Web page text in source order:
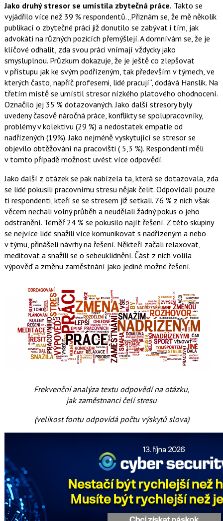
Jako druhý stresor se umístila zbytečná práce. Takto se
vyjádřilo více než 39 % respondentů. „Přiznám se, že mě několik
publikací o zbytečné práci již donutilo se zabývat i tím, jak
advokáti na různých pozicích přemýšlejí. A domnívám se, že je
klíčové odhalit, zda svou práci vnímají vždycky jako
smysluplnou. Průzkum dokazuje, že je ještě co zlepšovat
v přístupu jak ke svým podřízeným, tak především v týmech, ve
kterých často, napříč profesemi, lidé pracují“, dodává Hanslik. Na
třetím místě se umístil stresor nízkého platového ohodnocení.
Označilo jej 35 % dotazovaných. Jako další stresory byly
uvedeny časově náročná práce, konflikty se spolupracovníky,
problémy v kolektivu (29 %) a nedostatek empatie od
nadřízených (19%). Jako nejméně vyskytující se stresor se
objevilo obtěžování na pracovišti ( 5,3 %). Respondenti měli
v tomto případě možnost uvést více odpovědí.
Jako další z otázek se pak nabízela ta, která se dotazovala, zda
se lidé pokusili pracovnímu stresu nějak čelit. Odpovídali pouze
ti respondenti, kteří se se stresem již setkali. 76 % z nich však
věcem nechali volný průběh a neudělali žádný pokus o jeho
odstranění. Téměř 24 % se pokusilo najít řešení. Z této skupiny
se nejvíce lidé snažili více komunikovat s nadřízeným a nebo
v týmu, přinášeli návrhy na řešení. Někteří začali relaxovat,
meditovat a snažili se o sebeuklidnění. Část z nich volila
výpověď a změnu zaměstnání jako jediné možné řešení.
Frekvenční analýza textu odpovědí na otázku,
jak zaměstnanci čelí stresu
(velikost fontu odpovídá počtu výskytů slova)